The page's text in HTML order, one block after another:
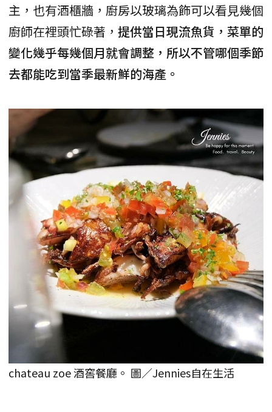
主，也有酒櫃牆，廚房以玻璃為飾可以看見幾個
廚師在裡頭忙碌著， 提供當日現流魚貨，菜單的
變化幾乎每幾個月就會調整，所以不管哪個季節
去都能吃到當季最新鮮的海產。
chateau zoe 酒窖餐廳。 圖／Jennies自在生活